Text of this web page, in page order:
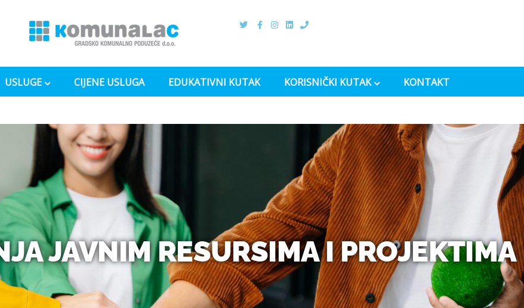
USLUGE CIJENE USLUGA EDUKATIVNI KUTAK KORISNIČKI KUTAK KONTAKT
JAVNIM RESURSIMA I PROJEKTIMA